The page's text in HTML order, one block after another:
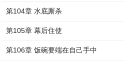
第104章 水底厮杀
第105章 幕后住使
第106章 饭碗要端在自己手中